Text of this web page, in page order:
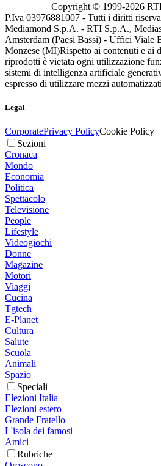
Copyright © 1999-2026
P.Iva 03976881007 - Tutti i diritti
Mediamond S.p.A. - RTI S.p.A.,
Amsterdam (Paesi Bassi) - Uffici Viale
Monzese (MI)Rispetto ai contenuti e ai
riprodotti è vietata ogni utilizzazione
sistemi di intelligenza artificiale
espresso di utilizzare mezzi
Legal
CorporatePrivacy PolicyCookie Policy
Sezioni
Cronaca
Mondo
Economia
Politica
Spettacolo
Televisione
People
Lifestyle
Videogiochi
Donne
Magazine
Motori
Viaggi
Cucina
Tgtech
E-Planet
Cultura
Salute
Scuola
Animali
Spazio
Speciali
Elezioni Italia
Elezioni estero
Grande Fratello
L'isola dei famosi
Amici
Rubriche